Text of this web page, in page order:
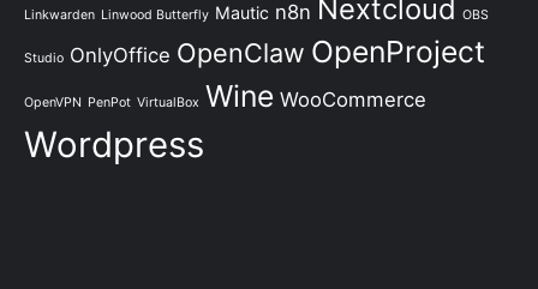
Linkwarden Linwood Butterfly Mautic n8n Nextcloud OBS
Studio OnlyOffice OpenClaw OpenProject
OpenVPN PenPot VirtualBox Wine WooCommerce
Wordpress